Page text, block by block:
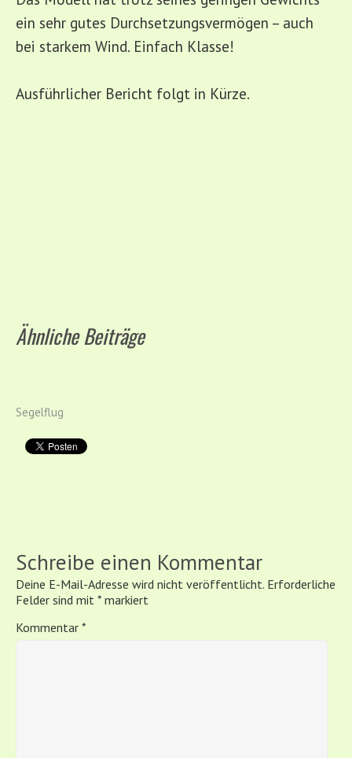
ein sehr gutes Durchsetzungsvermögen – auch
bei starkem Wind. Einfach Klasse!
Ausführlicher Bericht folgt in Kürze.
Ähnliche Beiträge
Segelflug
Schreibe einen Kommentar
Deine E-Mail-Adresse wird nicht veröffentlicht. Erforderliche
Felder sind mit * markiert
Kommentar *